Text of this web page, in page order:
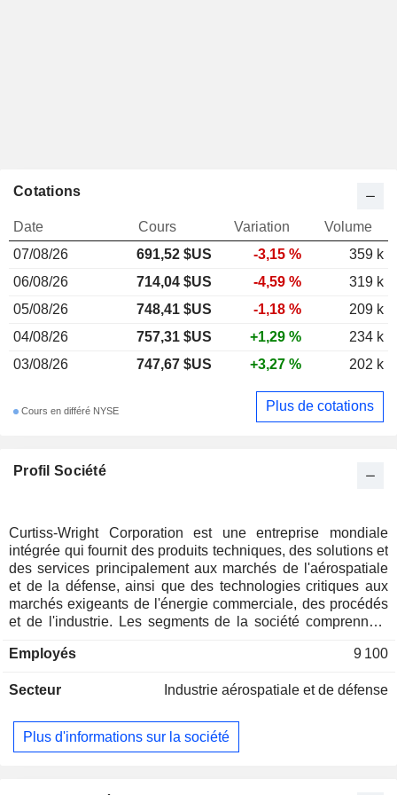
Profil Société
Curtiss-Wright Corporation est une entreprise mondiale
intégrée qui fournit des produits techniques, des solutions et
des services principalement aux marchés de l'aérospatiale
et de la défense, ainsi que des technologies critiques aux
marchés exigeants de l'énergie commerciale, des procédés
et de l'industrie. Les segments de la société comprennent
que le secteur naval et de l'énergie. Le segment
une offre diversifiée de produits techniques et de services
de l'aérospatiale commerciale et de l'industrie générale. Le
segment Électronique de défense regroupe des activités qui
Employés 9 100
Secteur Industrie aérospatiale et de défense
Plus d'informations sur la société
Cotations
Date Cours Variation
Volume
07/08/26
691,52 $US -3,15 %
359 k
06/08/26
714,04 $US -4,59 %
319 k
05/08/26
748,41 $US -1,18 %
209 k
04/08/26
757,31 $US +1,29 %
234 k
03/08/26
747,67 $US +3,27 % 202 k
Cours en différé NYSE Plus de cotations